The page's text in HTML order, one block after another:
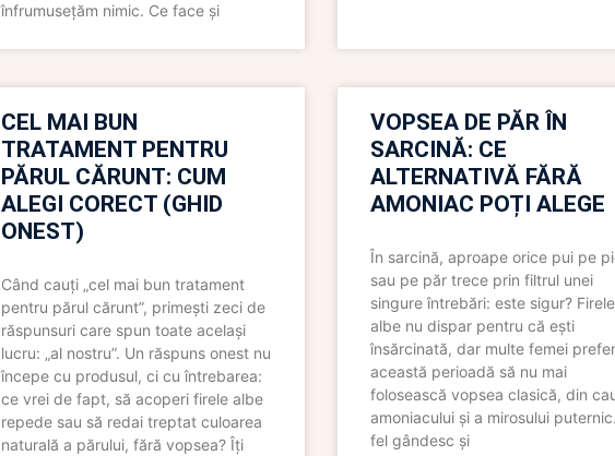
înfrumusețăm nimic. Ce face și
CEL MAI BUN
TRATAMENT PENTRU
PĂRUL CĂRUNT: CUM
ALEGI CORECT (GHID
ONEST)
Când cauți „cel mai bun tratament
pentru părul cărunt”, primești zeci de
răspunsuri care spun toate același
lucru: „al nostru”. Un răspuns onest nu
începe cu produsul, ci cu întrebarea:
ce vrei de fapt, să acoperi firele albe
repede sau să redai treptat culoarea
naturală a părului, fără vopsea? Îți
VOPSEA DE PĂR ÎN
SARCINĂ: CE
ALTERNATIVĂ FĂRĂ
AMONIAC POȚI ALEGE
În sarcină, aproape orice pui pe
sau pe păr trece prin filtrul unei
singure întrebări: este sigur? Firele
albe nu dispar pentru că ești
însărcinată, dar multe femei
această perioadă să nu mai
folosească vopsea clasică, din
amoniacului și a mirosului
fel gândesc și